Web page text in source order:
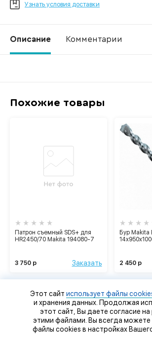
Узнать условия доставки
Описание Комментарии
Похожие товары
Патрон съемный SDS+ для
НR2450/70 Makita 194080-7
3 750 р Заказать
Бур Makita
2 450 р
Этот сайт использует файлы
и хранения данных. Продолжая
этот сайт, Вы даете согласие на
этими файлами. Вы всегда можете
файлы cookies в настройках